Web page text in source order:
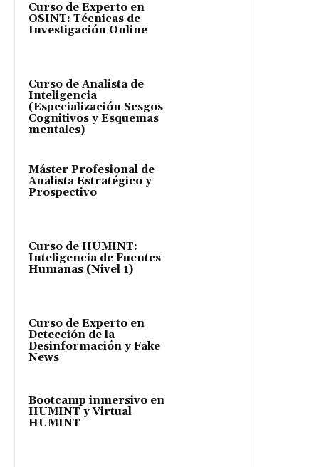
Curso de Experto en
OSINT: Técnicas de
Investigación Online
Curso de Analista de
Inteligencia
(Especialización Sesgos
Cognitivos y Esquemas
mentales)
Máster Profesional de
Analista Estratégico y
Prospectivo
Curso de HUMINT:
Inteligencia de Fuentes
Humanas (Nivel 1)
Curso de Experto en
Detección de la
Desinformación y Fake
News
Bootcamp inmersivo en
HUMINT y Virtual
HUMINT